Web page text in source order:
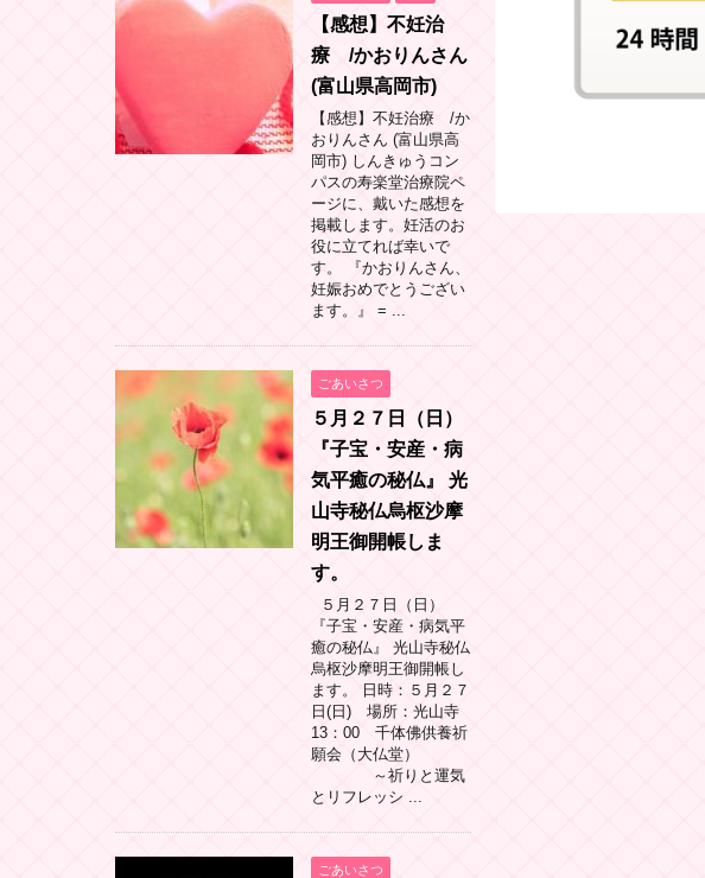
【感想】不妊治
療 /かおりんさん
(富山県高岡市)
【感想】不妊治療 /か
おりんさん (富山県高
岡市) しんきゅうコン
パスの寿楽堂治療院ペ
ージに、戴いた感想を
掲載します。妊活のお
役に立てれば幸いで
す。 『かおりんさん、
妊娠おめでとうござい
ます。』 = ...
ごあいさつ
５月２７日（日）
『子宝・安産・病
気平癒の秘仏』 光
山寺秘仏烏枢沙摩
明王御開帳しま
す。
５月２７日（日）
『子宝・安産・病気平
癒の秘仏』 光山寺秘仏
烏枢沙摩明王御開帳し
ます。 日時：５月２７
日(日) 場所：光山寺
13：00 千体佛供養祈
願会（大仏堂）
～祈りと運気
とリフレッシ ...
ごあいさつ